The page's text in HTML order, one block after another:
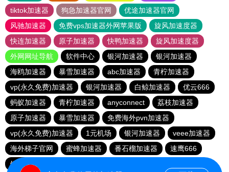
tiktok加速器
狗急加速器官网
优途加速器官网
风驰加速器
免费vps加速器外网苹果版
旋风加速度器
快连加速器
原子加速器 快鸭加速器
旋风加速度器
外网网址导航
软件中心 银河加速器
银河加速器
海鸥加速器
暴雪加速器 abc加速器
青柠加速器
vp(永久免费)加速器
银河加速器 白鲸加速器
优云666
蚂蚁加速器
青柠加速器 anyconnect
荔枝加速器
原子加速器
暴雪加速器
免费海外pvn加速器
vp(永久免费)加速器
1元机场 银河加速器
veee加速器
海外梯子官网
蜜蜂加速器 番石榴加速器
速鹰666
银河加速器